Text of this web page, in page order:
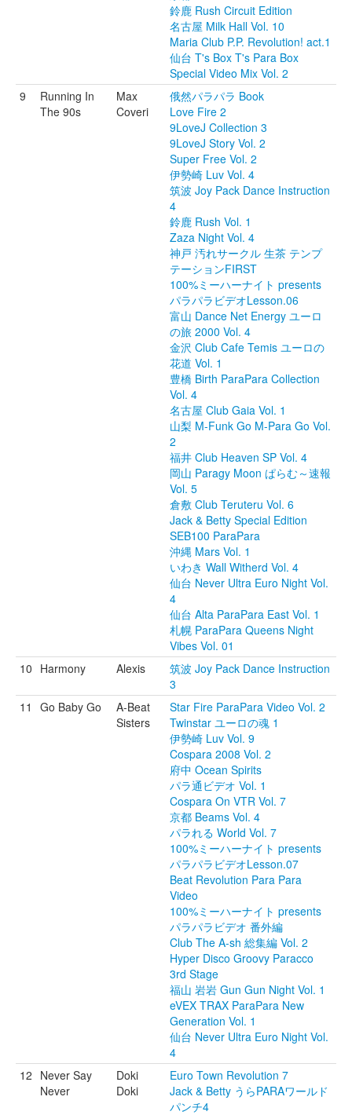
鈴鹿 Rush Circuit Edition
名古屋 Milk Hall Vol. 10
Maria Club P.P. Revolution! act.1
仙台 T's Box T's Para Box
Special Video Mix Vol. 2
9
Running In
The 90s
Max
Coveri
俄然パラパラ Book
Love Fire 2
9LoveJ Collection 3
9LoveJ Story Vol. 2
Super Free Vol. 2
伊勢崎 Luv Vol. 4
筑波 Joy Pack Dance Instruction
4
鈴鹿 Rush Vol. 1
Zaza Night Vol. 4
神戸 汚れサークル 生茶 テンプ
テーションFIRST
100%ミーハーナイト presents
パラパラビデオLesson.06
富山 Dance Net Energy ユーロ
の旅 2000 Vol. 4
金沢 Club Cafe Temis ユーロの
花道 Vol. 1
豊橋 Birth ParaPara Collection
Vol. 4
名古屋 Club Gaia Vol. 1
山梨 M-Funk Go M-Para Go Vol.
2
福井 Club Heaven SP Vol. 4
岡山 Paragy Moon ぱらむ～速報
Vol. 5
倉敷 Club Teruteru Vol. 6
Jack & Betty Special Edition
SEB100 ParaPara
沖縄 Mars Vol. 1
いわき Wall Witherd Vol. 4
仙台 Never Ultra Euro Night Vol.
4
仙台 Alta ParaPara East Vol. 1
札幌 ParaPara Queens Night
Vibes Vol. 01
10 Harmony Alexis
筑波 Joy Pack Dance Instruction
3
11
Go Baby Go
A-Beat
Sisters
Star Fire ParaPara Video Vol. 2
Twinstar ユーロの魂 1
伊勢崎 Luv Vol. 9
Cospara 2008 Vol. 2
府中 Ocean Spirits
パラ通ビデオ Vol. 1
Cospara On VTR Vol. 7
京都 Beams Vol. 4
パラれる World Vol. 7
100%ミーハーナイト presents
パラパラビデオLesson.07
Beat Revolution Para Para
Video
100%ミーハーナイト presents
パラパラビデオ 番外編
Club The A-sh 総集編 Vol. 2
Hyper Disco Groovy Paracco
3rd Stage
福山 岩岩 Gun Gun Night Vol. 1
eVEX TRAX ParaPara New
Generation Vol. 1
仙台 Never Ultra Euro Night Vol.
4
12 Never Say
Never
Doki
Doki
Euro Town Revolution 7
Jack & Betty うらPARAワールド
パンチ4